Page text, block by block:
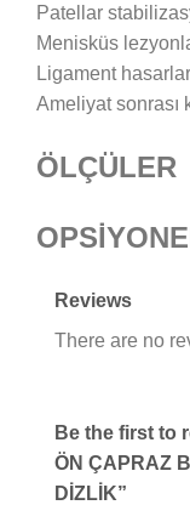
Patellar
Menisküs
Ligament
Ameliyat sonrası
ÖLÇÜLER
Reviews
There are no
Be the first to
ÖN ÇAPRAZ
DİZLİK”